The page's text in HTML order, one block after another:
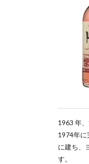
1963 年
1974年に
に建ち、
す。